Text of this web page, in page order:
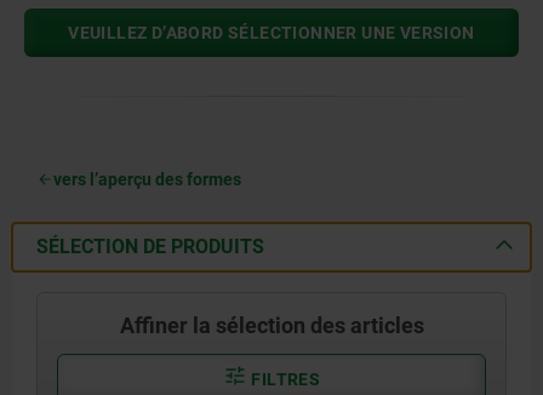
VEUILLEZ D’ABORD SÉLECTIONNER UNE VERSION
vers l’aperçu des formes
SÉLECTION DE PRODUITS
Affiner la sélection des articles
FILTRES